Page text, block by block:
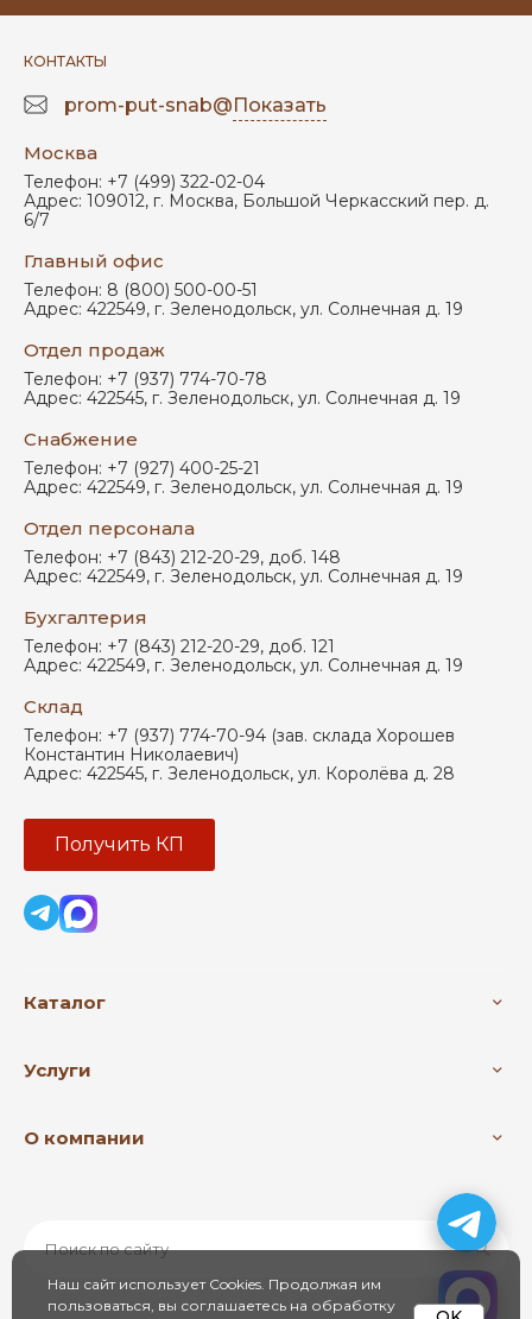
КОНТАКТЫ
prom-put-snab@Показать
Москва
Телефон: +7 (499) 322-02-04
Адрес: 109012, г. Москва, Большой Черкасский пер. д.
6/7
Главный офис
Телефон: 8 (800) 500-00-51
Адрес: 422549, г. Зеленодольск, ул. Солнечная д. 19
Отдел продаж
Телефон: +7 (937) 774-70-78
Адрес: 422545, г. Зеленодольск, ул. Солнечная д. 19
Снабжение
Телефон: +7 (927) 400-25-21
Адрес: 422549, г. Зеленодольск, ул. Солнечная д. 19
Отдел персонала
Телефон: +7 (843) 212-20-29, доб. 148
Адрес: 422549, г. Зеленодольск, ул. Солнечная д. 19
Бухгалтерия
Телефон: +7 (843) 212-20-29, доб. 121
Адрес: 422549, г. Зеленодольск, ул. Солнечная д. 19
Склад
Телефон: +7 (937) 774-70-94 (зав. склада Хорошев
Константин Николаевич)
Адрес: 422545, г. Зеленодольск, ул. Королёва д. 28
Получить КП
Каталог
Услуги
О компании
Наш сайт использует Cookies. Продолжая им
пользоваться, вы соглашаетесь на обработку